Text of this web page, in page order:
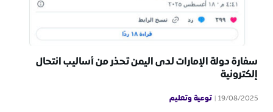
سفارة دولة الإمارات لدى اليمن تحذر من أساليب انتحال
إلكترونية
19/08/2025 توعية وتعليم